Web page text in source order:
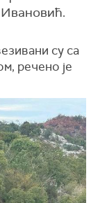
су са
речено је